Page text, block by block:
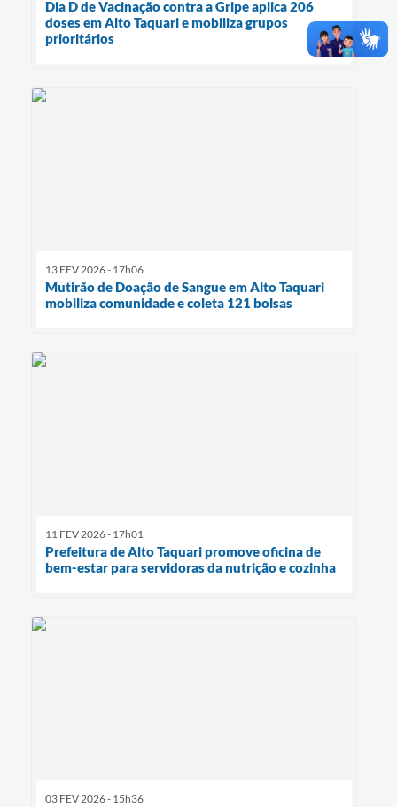
Dia D de Vacinação contra a Gripe aplica 206
doses em Alto Taquari e mobiliza grupos
prioritários
13 FEV 2026 - 17h06
Mutirão de Doação de Sangue em Alto Taquari
mobiliza comunidade e coleta 121 bolsas
11 FEV 2026 - 17h01
Prefeitura de Alto Taquari promove oficina de
bem-estar para servidoras da nutrição e cozinha
03 FEV 2026 - 15h36